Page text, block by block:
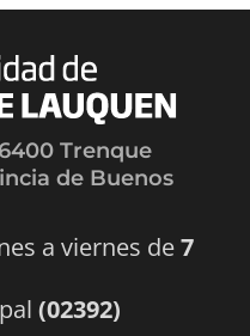
Trenque
de Buenos
a viernes de7
(02392)